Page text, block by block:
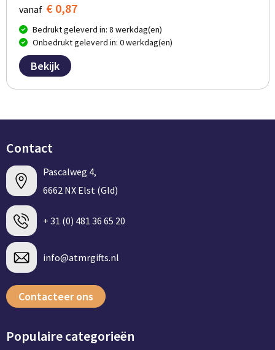
vanaf € 0,87
Bedrukt geleverd in: 8 werkdag(en)
Onbedrukt geleverd in: 0 werkdag(en)
Bekijk
Contact
Pascalweg 4,
6662 NX Elst (Gld)
+ 31 (0) 481 36 65 20
info@atmrgifts.nl
Contacteer ons
Populaire categorieën